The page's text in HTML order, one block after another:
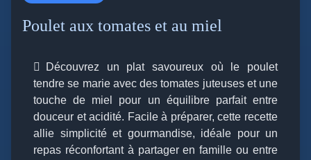
Poulet aux tomates et au miel
Découvrez un plat savoureux où le poulet
tendre se marie avec des tomates juteuses et une
touche de miel pour un équilibre parfait entre
douceur et acidité. Facile à préparer, cette recette
allie simplicité et gourmandise, idéale pour un
repas réconfortant à partager en famille ou entre